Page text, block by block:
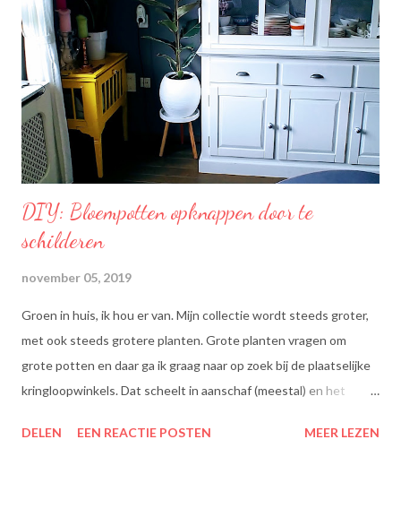
& 6 zijn meervoudig onverzadigde vetzuren, die het lichaam niet
zelf kan aanmaken. Ze dragen bij tot de instandhouding van een
normaal cholesterolgehalte in het bloed. Becel Dieetolie geeft
een optimale smaak aan uw gerechten, met behoud van de
smaak van uw originele ingrediënten. Naast warme toepassing
l...
DIY: Bloempotten opknappen door te
schilderen
november 05, 2019
Groen in huis, ik hou er van. Mijn collectie wordt steeds groter,
met ook steeds grotere planten. Grote planten vragen om
grote potten en daar ga ik graag naar op zoek bij de plaatselijke
kringloopwinkels. Dat scheelt in aanschaf (meestal) en het
voor onze planeet, nietwaar?
DELEN EEN REACTIE POSTEN MEER LEZEN